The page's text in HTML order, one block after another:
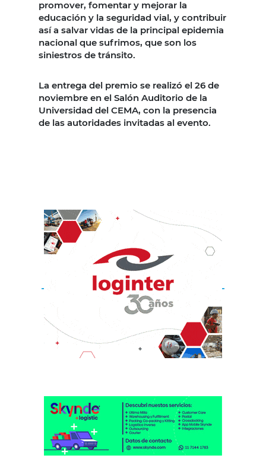
promover, fomentar y mejorar la
educación y la seguridad vial, y contribuir
así a salvar vidas de la principal epidemia
nacional que sufrimos, que son los
siniestros de tránsito.
La entrega del premio se realizó el 26 de
noviembre en el Salón Auditorio de la
Universidad del CEMA, con la presencia
de las autoridades invitadas al evento.